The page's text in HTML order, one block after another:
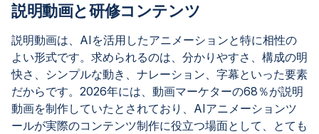
説明動画と研修コンテンツ
説明動画は、AIを活用したアニメーションと特に相性の
よい形式です。求められるのは、分かりやすさ、構成の明
快さ、シンプルな動き、ナレーション、字幕といった要素
だからです。2026年には、動画マーケターの68％が説明
動画を制作していたとされており、AIアニメーションツ
ールが実際のコンテンツ制作に役立つ場面として、とても